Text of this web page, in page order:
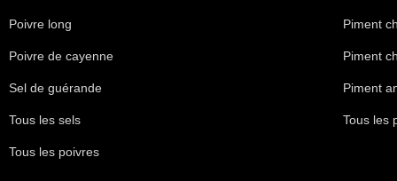
Poivre long
Poivre de cayenne
Sel de guérande
Tous les sels
Tous les poivres
Piment
Piment
Piment
Tous les